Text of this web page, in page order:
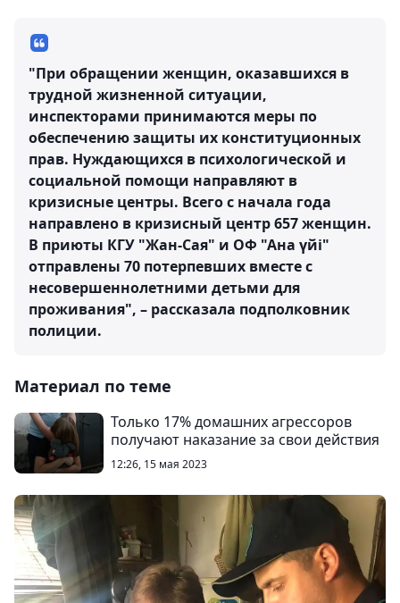
"При обращении женщин, оказавшихся в
трудной жизненной ситуации,
инспекторами принимаются меры по
обеспечению защиты их конституционных
прав. Нуждающихся в психологической и
социальной помощи направляют в
кризисные центры. Всего с начала года
направлено в кризисный центр 657 женщин.
В приюты КГУ "Жан-Сая" и ОФ "Ана үйі"
отправлены 70 потерпевших вместе с
несовершеннолетними детьми для
проживания", – рассказала подполковник
полиции.
Материал по теме
Только 17% домашних агрессоров
получают наказание за свои действия
12:26, 15 мая 2023